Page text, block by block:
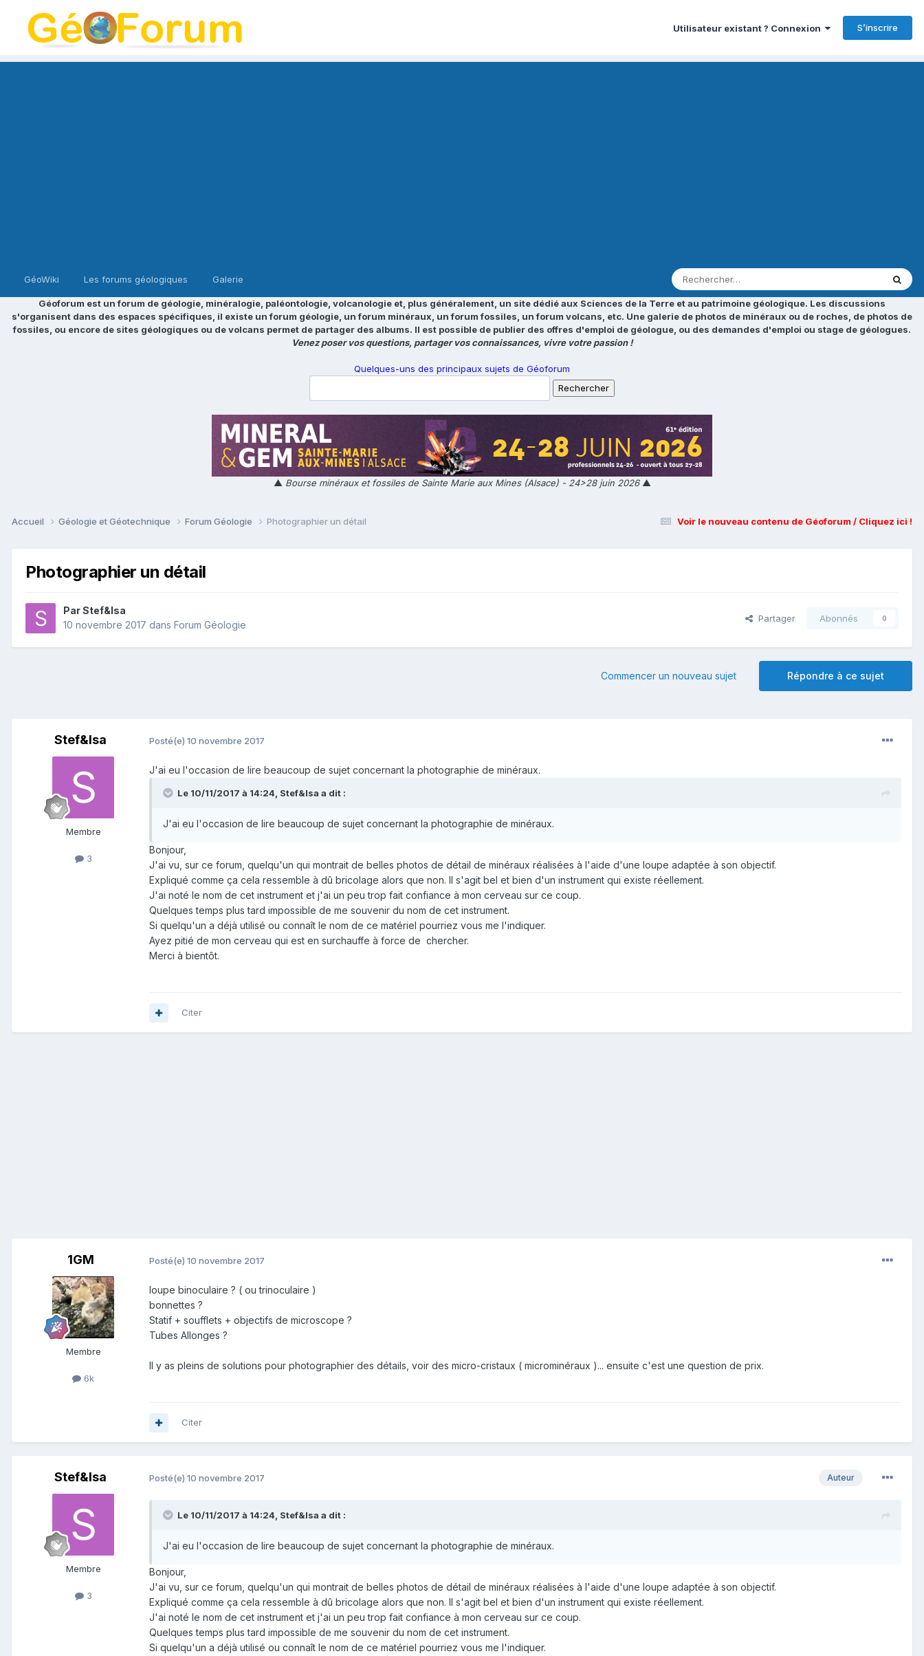
Utilisateur existant ? Connexion S’inscrire
GéoWiki Les forums géologiques Galerie
Géoforum est un forum de géologie, minéralogie, paléontologie, volcanologie et, plus généralement, un site dédié aux Sciences de la Terre et au patrimoine géologique. Les discussions
s'organisent dans des espaces spécifiques, il existe un forum géologie, un forum minéraux, un forum fossiles, un forum volcans, etc. Une galerie de photos de minéraux ou de roches, de photos de
fossiles, ou encore de sites géologiques ou de volcans permet de partager des albums. Il est possible de publier des offres d'emploi de géologue, ou des demandes d'emploi ou stage de géologues.
Venez poser vos questions, partager vos connaissances, vivre votre passion !
Quelques-uns des principaux sujets de Géoforum
▲ Bourse minéraux et fossiles de Sainte Marie aux Mines (Alsace) - 24>28 juin 2026▲
Voir le nouveau contenu de Géoforum / Cliquez ici !
Accueil Géologie et Géotechnique Forum Géologie Photographier un détail
Photographier un détail
ParStef&Isa
10 novembre 2017 dans Forum Géologie
Partager Abonnés 0
Répondre à ce sujet
Commencer un nouveau sujet
Stef&Isa
Membre
3
Posté(e) 10 novembre 2017
J'ai eu l'occasion de lire beaucoup de sujet concernant la photographie de minéraux.
Le 10/11/2017 à 14:24, Stef&Isa a dit :
J'ai eu l'occasion de lire beaucoup de sujet concernant la photographie de minéraux.
Bonjour,
J'ai vu, sur ce forum, quelqu'un qui montrait de belles photos de détail de minéraux réalisées à l'aide d'une loupe adaptée à son objectif.
Expliqué comme ça cela ressemble à dû bricolage alors que non. Il s'agit bel et bien d'un instrument qui existe réellement.
J'ai noté le nom de cet instrument et j'ai un peu trop fait confiance à mon cerveau sur ce coup.
Quelques temps plus tard impossible de me souvenir du nom de cet instrument.
Si quelqu'un a déjà utilisé ou connaît le nom de ce matériel pourriez vous me l'indiquer.
Ayez pitié de mon cerveau qui est en surchauffe à force de chercher.
Merci à bientôt.
Citer
1GM
Membre
6k
Posté(e) 10 novembre 2017
loupe binoculaire ? ( ou trinoculaire )
bonnettes ?
Statif + soufflets + objectifs de microscope ?
Tubes Allonges ?
Il y as pleins de solutions pour photographier des détails, voir des micro-cristaux ( microminéraux )... ensuite c'est une question de prix.
Citer
Stef&Isa
Membre
3
Auteur
Posté(e) 10 novembre 2017
Le 10/11/2017 à 14:24, Stef&Isa a dit :
J'ai eu l'occasion de lire beaucoup de sujet concernant la photographie de minéraux.
Bonjour,
J'ai vu, sur ce forum, quelqu'un qui montrait de belles photos de détail de minéraux réalisées à l'aide d'une loupe adaptée à son objectif.
Expliqué comme ça cela ressemble à dû bricolage alors que non. Il s'agit bel et bien d'un instrument qui existe réellement.
J'ai noté le nom de cet instrument et j'ai un peu trop fait confiance à mon cerveau sur ce coup.
Quelques temps plus tard impossible de me souvenir du nom de cet instrument.
Si quelqu'un a déjà utilisé ou connaît le nom de ce matériel pourriez vous me l'indiquer.